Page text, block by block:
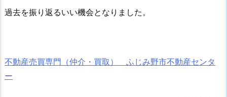
過去を振り返るいい機会となりました。
不動産売買専門（仲介・買取） ふじみ野市不動産センタ
ー